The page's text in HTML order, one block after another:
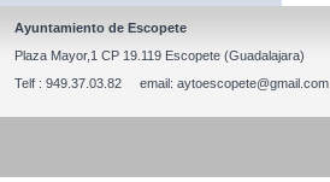
Ayuntamiento de Escopete
Plaza Mayor,1 CP 19.119 Escopete (Guadalajara)
Telf : 949.37.03.82 email: aytoescopete@gmail.com